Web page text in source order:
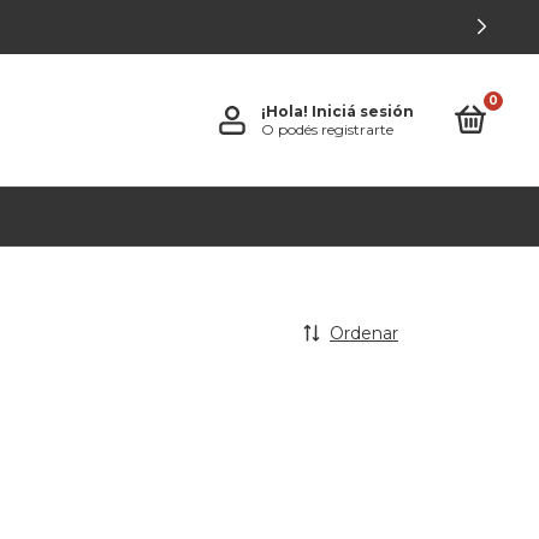
¡Hola! Iniciá sesión
O podés registrarte
0
Ordenar